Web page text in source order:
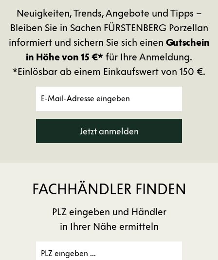
Neuigkeiten, Trends, Angebote und Tipps –
Bleiben Sie in Sachen FÜRSTENBERG Porzellan
informiert und sichern Sie sich einen Gutschein
in Höhe von 15 €* für Ihre Anmeldung.
*Einlösbar ab einem Einkaufswert von 150 €.
Jetzt anmelden
FACHHÄNDLER FINDEN
PLZ eingeben und Händler
in Ihrer Nähe ermitteln